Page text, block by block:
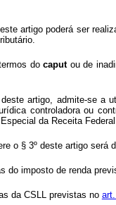
artigo poderá ser
docaputou de
artigo, admite-se a
controladora ou
da Receita
o § 3º deste artigo será
do imposto de renda
da CSLL previstas no